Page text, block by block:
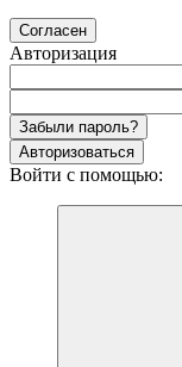
Согласен
Авторизация
Забыли пароль?
Авторизоваться
Войти с помощью: